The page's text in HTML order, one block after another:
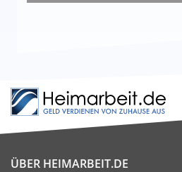
ÜBER HEIMARBEIT.DE